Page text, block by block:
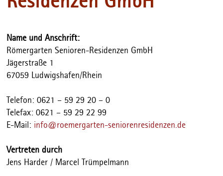
Name und Anschrift:
Römergarten Senioren-Residenzen GmbH
Jägerstraße 1
67059 Ludwigshafen/Rhein
Telefon: 0621 – 59 29 20 – 0
Telefax: 0621 – 59 29 22 99
E-Mail: info@roemergarten-seniorenresidenzen.de
Vertreten durch
Jens Harder / Marcel Trümpelmann